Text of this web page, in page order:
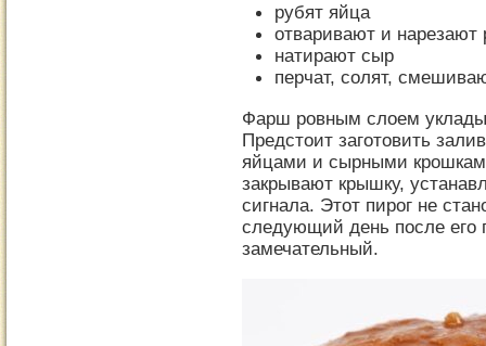
рубят яйца
отваривают и нарезают
натирают сыр
перчат, солят,
Фарш ровным слоем
Предстоит заготовить
яйцами и сырными
закрывают крышку,
сигнала. Этот пирог не
следующий день после его
замечательный.